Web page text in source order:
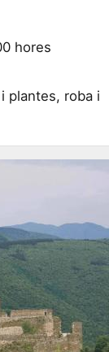
hores
plantes, roba i